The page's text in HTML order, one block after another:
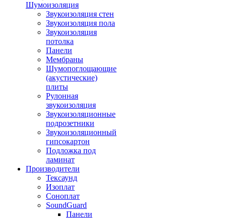
Шумоизоляция
Звукоизоляция стен
Звукоизоляция пола
Звукоизоляция
потолка
Панели
Мембраны
Шумопоглощающие
(акустические)
плиты
Рулонная
звукоизоляция
Звукоизоляционные
подрозетники
Звукоизоляционный
гипсокартон
Подложка под
ламинат
Производители
Тексаунд
Изоплат
Соноплат
SoundGuard
Панели